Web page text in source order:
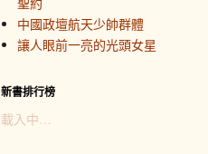
中國政壇航天少帥群體
讓人眼前一亮的光頭女星
新書排行榜
載入中…